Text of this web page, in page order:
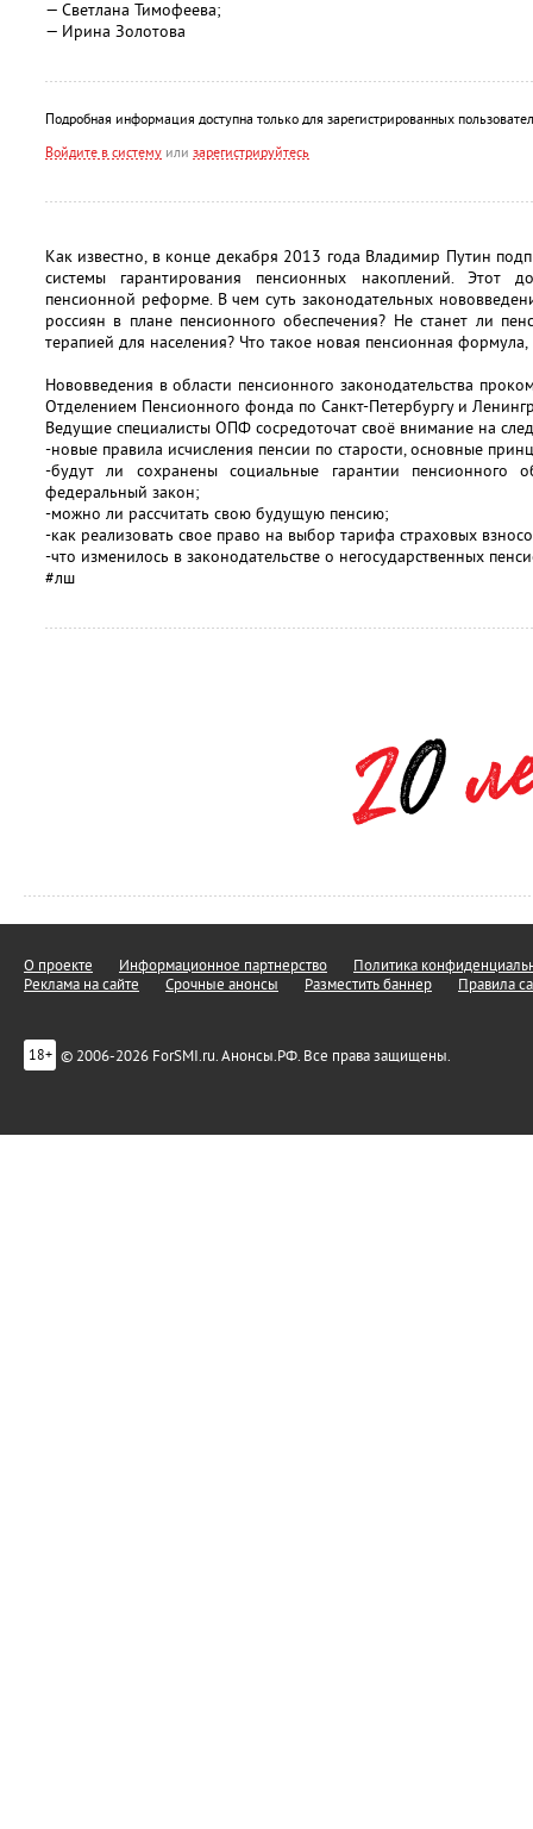
— Светлана Тимофеева;
— Ирина Золотова
Подробная информация доступна только для зарегистрированных
Войдите в систему или зарегистрируйтесь
Как известно, в конце декабря 2013 года Владимир Путин
системы гарантирования пенсионных накоплений. Этот
пенсионной реформе. В чем суть законодательных
россиян в плане пенсионного обеспечения? Не станет ли
терапией для населения? Что такое новая пенсионная формула,
Нововведения в области пенсионного законодательства
Отделением Пенсионного фонда по Санкт-Петербургу и
Ведущие специалисты ОПФ сосредоточат своё внимание на
-новые правила исчисления пенсии по старости, основные
-будут ли сохранены социальные гарантии пенсионного
федеральный закон;
-можно ли рассчитать свою будущую пенсию;
-как реализовать свое право на выбор тарифа страховых
-что изменилось в законодательстве о негосударственных
#лш
О проекте Информационное партнерство
Политика
Реклама на сайте
Срочные анонсы Разместить баннер Правила
18+ © 2006-2026 ForSMI.ru. Анонсы.РФ. Все права защищены.